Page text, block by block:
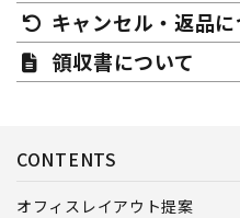
キャンセル・返品に
領収書について
CONTENTS
オフィスレイアウト提案